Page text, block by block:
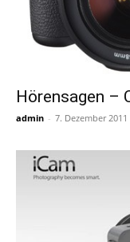
Hörensagen –
admin - 7. Dezember 2011